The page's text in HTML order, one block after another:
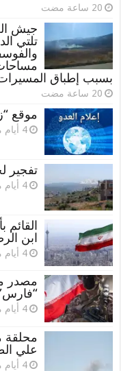
جيش
تلتي
بسبب إطباق
موقع
‏4 أيام مضت
تفجير
‏4 أيام مضت
القائم
ابن
‏4 أيام مضت
مصدر
‏4 أيام مضت
محلقة
علي
‏4 أيام مضت